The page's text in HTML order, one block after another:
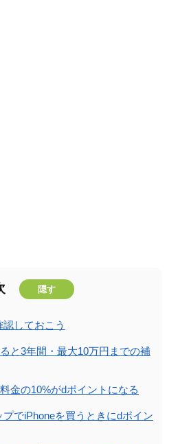
隠す
しておこう
と3年間・最大10万円までの補
金の10%がdポイントになる
でiPhoneを買うときにdポイン